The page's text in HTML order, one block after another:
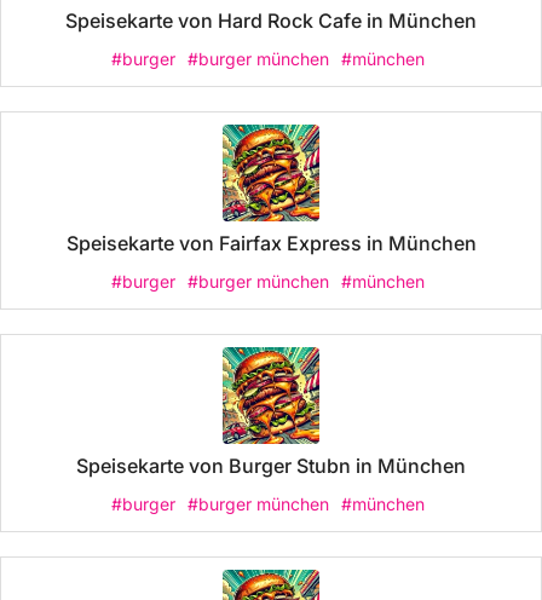
Speisekarte von Hard Rock Cafe in München
#burger #burger münchen #münchen
Speisekarte von Fairfax Express in München
#burger #burger münchen #münchen
Speisekarte von Burger Stubn in München
#burger #burger münchen #münchen